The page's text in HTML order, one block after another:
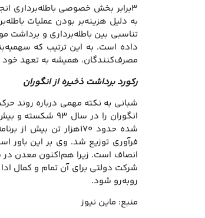
۳برابر بخش خصوصی باطله‌برداری
به دلیل هزینه‌بر بودن عملیات
تناسبی بین باطله‌برداری و
داده است. به این ترتیب که
مصرف‌کنندگان، همیشه به تعهد
رکورد برداشت ذخیره از انگوران
شبانی به نکته مهمی درباره روند
شده حدود ۱۷۰هزار
فرآوری توزیع شد. وی بر این باور
انصاف است. زیرا هم‌اکنون معدن در
شرکت دولتی برای آن تمام و کمال
روبه‌رو شود.
منبع: ماین نیوز